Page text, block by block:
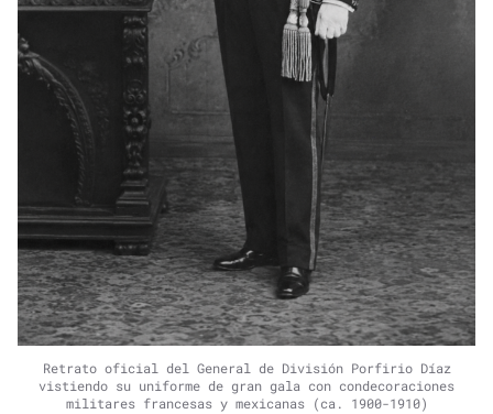
Retrato oficial del General de División Porfirio Díaz
vistiendo su uniforme de gran gala con condecoraciones
militares francesas y mexicanas (ca. 1900-1910)